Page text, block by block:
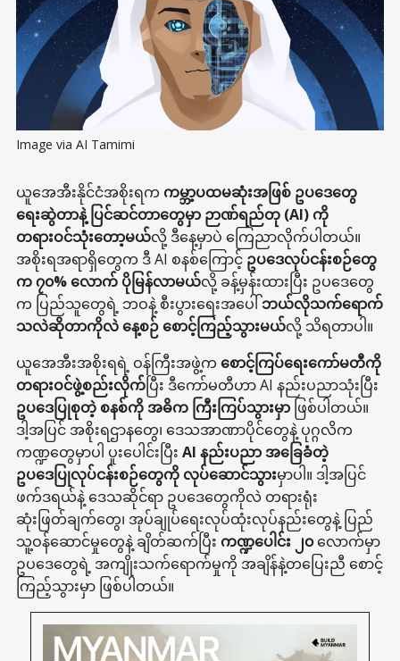
Image via AI Tamimi
ယူအေအီးနိုင်ငံအစိုးရက ကမ္ဘာ့ပထမဆုံးအဖြစ် ဥပဒေတွေ
ရေးဆွဲတာနဲ့ ပြင်ဆင်တာတွေမှာ ဉာဏ်ရည်တု (AI) ကို
တရားဝင်သုံးတော့မယ်လို့ ဒီနေ့မှာပဲ ကြေညာလိုက်ပါတယ်။
အစိုးရအရာရှိတွေက ဒီ AI စနစ်ကြောင့် ဥပဒေလုပ်ငန်းစဉ်တွေ
က ၇၀% လောက် ပိုမြန်လာမယ်လို့ ခန့်မှန်းထားပြီး ဥပဒေတွေ
က ပြည်သူတွေရဲ့ ဘဝနဲ့ စီးပွားရေးအပေါ်ဘယ်လိုသက်ရောက်
သလဲဆိုတာကိုလဲ နေ့စဉ် စောင့်ကြည့်သွားမယ်လို့ သိရတာပါ။
ယူအေအီးအစိုးရရဲ့ ဝန်ကြီးအဖွဲ့က စောင့်ကြပ်ရေးကော်မတီကို
တရားဝင်ဖွဲ့စည်းလိုက် ပြီး ဒီကော်မတီဟာ AI နည်းပညာသုံးပြီး
ဥပဒေပြုစုတဲ့ စနစ်ကို အဓိက ကြီးကြပ်သွားမှာ ဖြစ်ပါတယ်။
ဒါ့အပြင် အစိုးရဌာနတွေ၊ ဒေသအာဏာပိုင်တွေနဲ့ ပုဂ္ဂလိက
ကဏ္ဍတွေမှာပါ ပူးပေါင်းပြီး AI နည်းပညာ အခြေခံတဲ့
ဥပဒေပြုလုပ်ငန်းစဉ်တွေကို လုပ်ဆောင်သွားမှာပါ။ ဒါ့အပြင်
ဖက်ဒရယ်နဲ့ ဒေသဆိုင်ရာ ဥပဒေတွေကိုလဲ တရားရုံး
ဆုံးဖြတ်ချက်တွေ၊ အုပ်ချုပ်ရေးလုပ်ထုံးလုပ်နည်းတွေနဲ့ ပြည်
သူ့ဝန်ဆောင်မှုတွေနဲ့ ချိတ်ဆက်ပြီး ကဏ္ဍပေါင်း ၂၀လောက်မှာ
ဥပဒေတွေရဲ့ အကျိုးသက်ရောက်မှုကို အချိန်နဲ့တပြေးညီ စောင့်
ကြည့်သွားမှာ ဖြစ်ပါတယ်။